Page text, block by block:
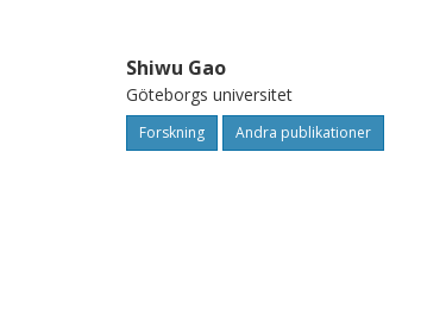
Shiwu Gao
Göteborgs universitet
Forskning Andra publikationer